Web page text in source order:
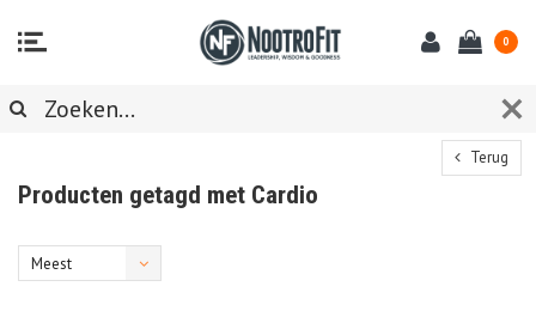
0
Terug
Producten getagd met Cardio
Meest